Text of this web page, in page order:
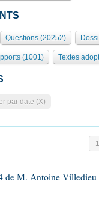
Questions (20252)
(1001) Textes
par date (X)
1
de M. Antoine Villedieu